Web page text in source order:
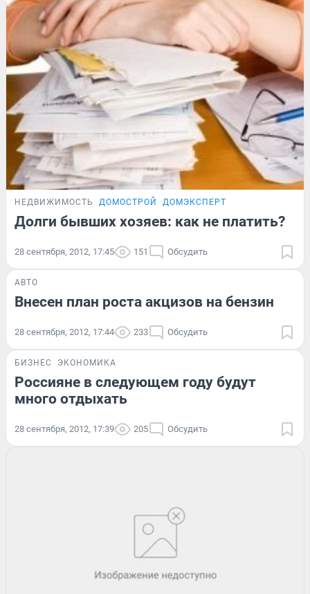
НЕДВИЖИМОСТЬ ДОМОСТРОЙ ДОМЭКСПЕРТ
Долги бывших хозяев: как не платить?
28 сентября, 2012, 17:45 151 Обсудить
АВТО
Внесен план роста акцизов на бензин
28 сентября, 2012, 17:44 233 Обсудить
БИЗНЕС ЭКОНОМИКА
Россияне в следующем году будут
много отдыхать
28 сентября, 2012, 17:39 205 Обсудить